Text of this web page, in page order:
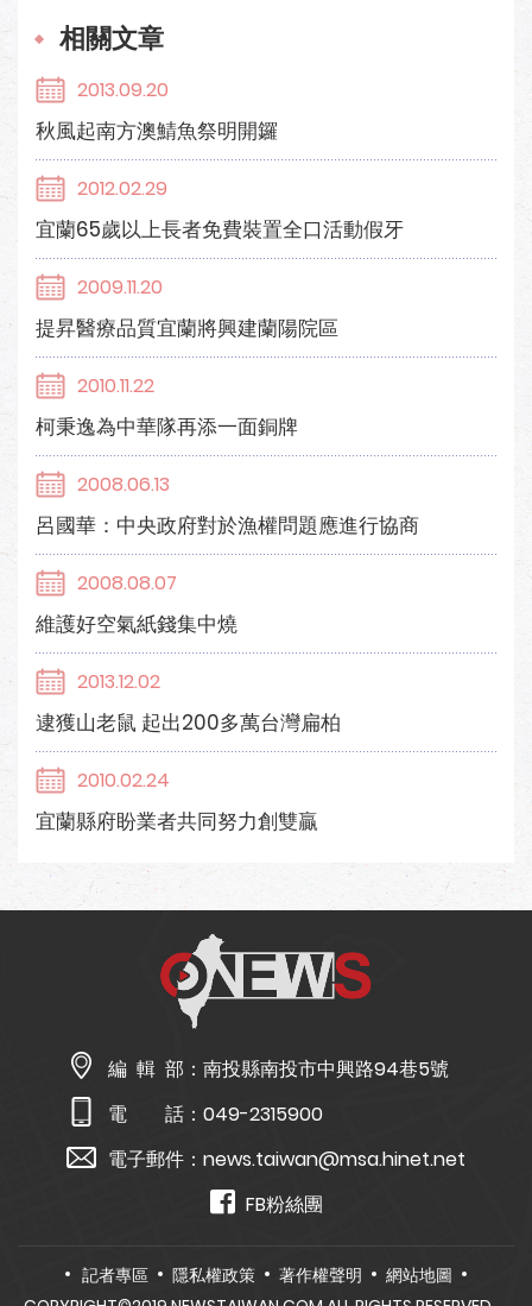
相關文章
2013.09.20
秋風起南方澳鯖魚祭明開鑼
2012.02.29
宜蘭65歲以上長者免費裝置全口活動假牙
2009.11.20
提昇醫療品質宜蘭將興建蘭陽院區
2010.11.22
柯秉逸為中華隊再添一面銅牌
2008.06.13
呂國華：中央政府對於漁權問題應進行協商
2008.08.07
維護好空氣紙錢集中燒
2013.12.02
逮獲山老鼠 起出200多萬台灣扁柏
2010.02.24
宜蘭縣府盼業者共同努力創雙贏
編 輯 部： 南投縣南投市中興路94巷5號
電 話： 049-2315900
電子郵件： news.taiwan@msa.hinet.net
FB粉絲團
記者專區 隱私權政策 著作權聲明
網站地圖